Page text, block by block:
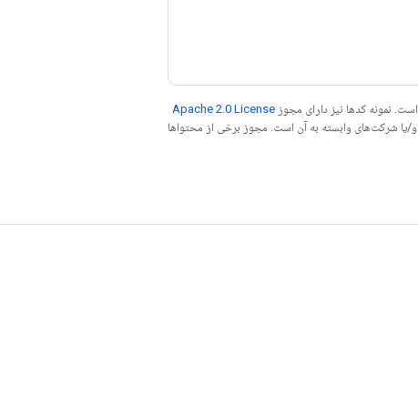
است. نمونه کدها نیز دارای مجوز Apache 2.0 License
مراجعه کنید. جاوا علامت تجاری ثبت‌شده Oracle و/یا شرکت‌های وابسته به آن است. مجوز برخی از محتواها